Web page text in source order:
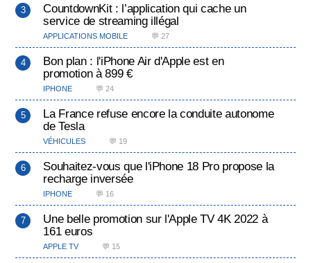
CountdownKit : l’application qui cache un
service de streaming illégal
APPLICATIONS MOBILE 💬 27
Bon plan : l'iPhone Air d'Apple est en
promotion à 899 €
IPHONE 💬 24
La France refuse encore la conduite autonome
de Tesla
VÉHICULES 💬 19
Souhaitez-vous que l'iPhone 18 Pro propose la
recharge inversée
IPHONE 💬 16
Une belle promotion sur l'Apple TV 4K 2022 à
161 euros
APPLE TV 💬 15